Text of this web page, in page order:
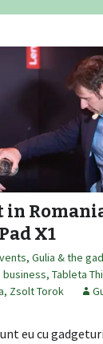
in
X1
, Gulia & the
, Tableta
, Zsolt Torok
eu cu